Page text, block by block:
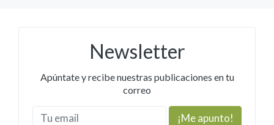
Newsletter
Apúntate y recibe nuestras publicaciones en tu
correo